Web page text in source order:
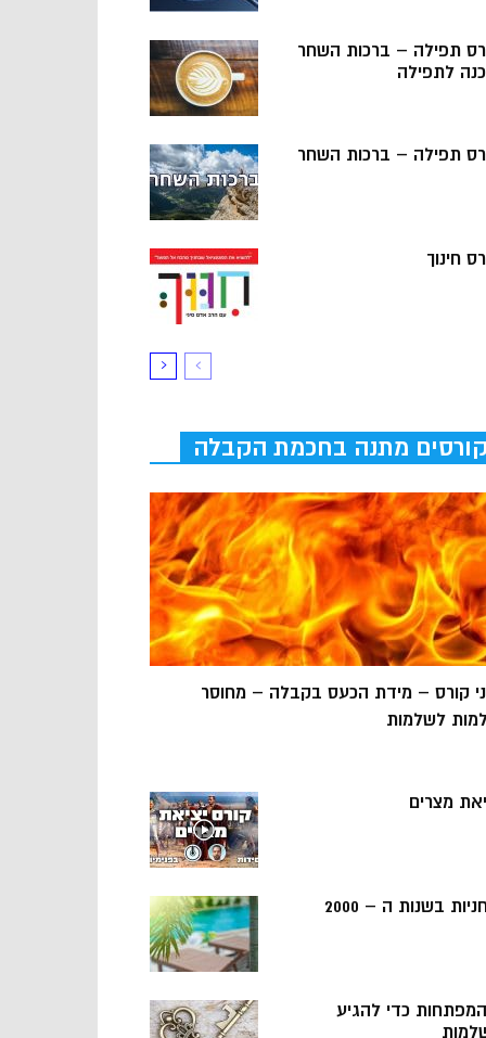
תפילה – ברכות השחר
לתפילה
תפילה – ברכות השחר
חינוך
קורסים מתנה בחכמת הקבלה
קורס – מידת הכעס בקבלה – מחוסר
לשלמות
מצרים
בשנות ה – 2000
5 המפתחות כדי להגיע